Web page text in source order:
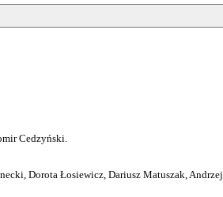
Cedzyński.
Dorota Łosiewicz, Dariusz Matuszak,